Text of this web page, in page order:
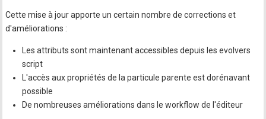
Cette mise à jour apporte un certain nombre de corrections et
d'améliorations :
Les attributs sont maintenant accessibles depuis les evolvers
script
L'accès aux propriétés de la particule parente est dorénavant
possible
De nombreuses améliorations dans le workflow de l'éditeur